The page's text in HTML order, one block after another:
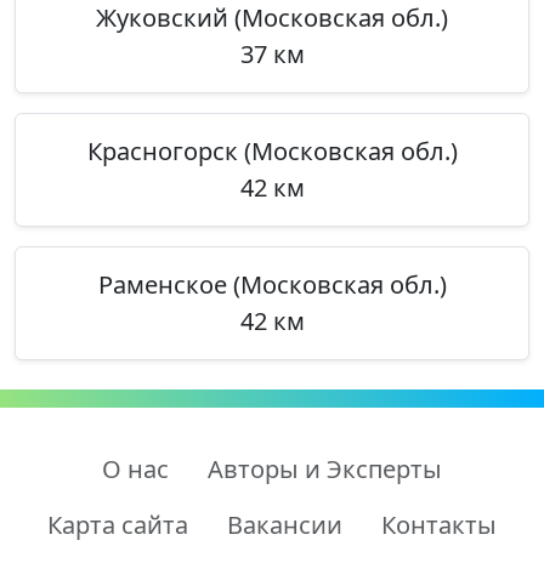
Жуковский (Московская обл.)
37 км
Красногорск (Московская обл.)
42 км
Раменское (Московская обл.)
42 км
О нас
Авторы и Эксперты
Карта сайта
Вакансии Контакты